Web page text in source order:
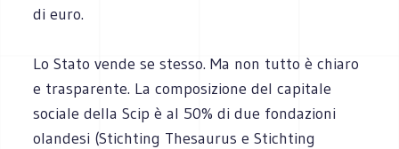
di euro.
Lo Stato vende se stesso. Ma non tutto è chiaro
e trasparente. La composizione del capitale
sociale della Scip è al 50% di due fondazioni
olandesi (Stichting Thesaurus e Stichting